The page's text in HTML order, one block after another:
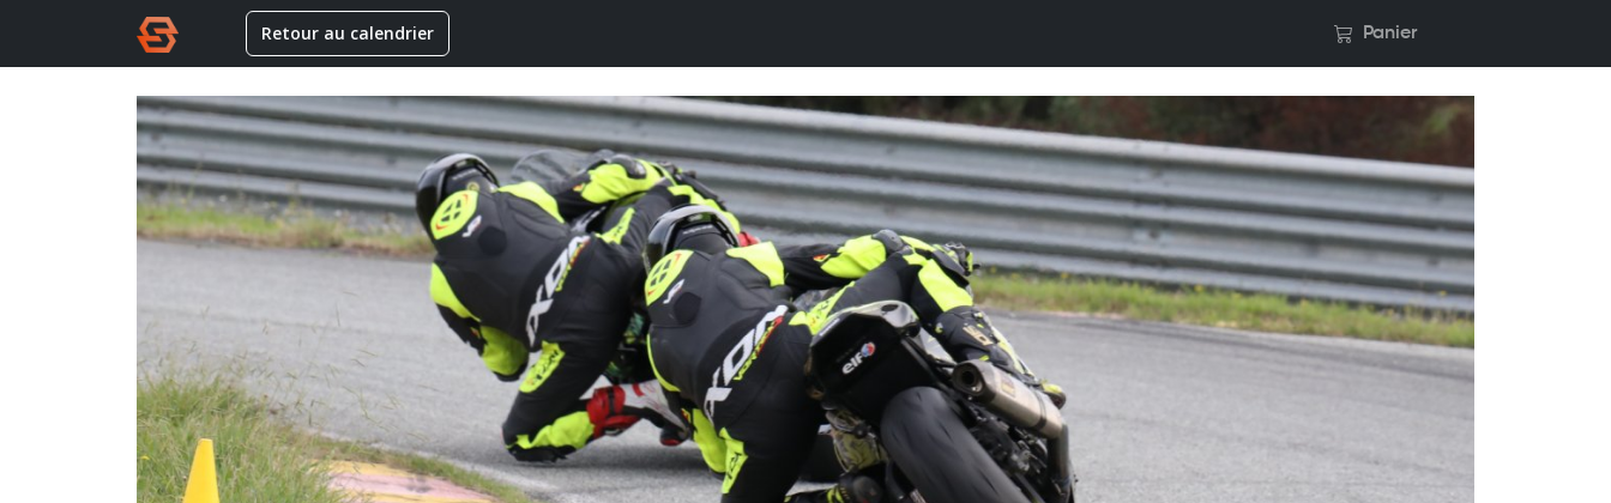
Retour au calendrier Panier